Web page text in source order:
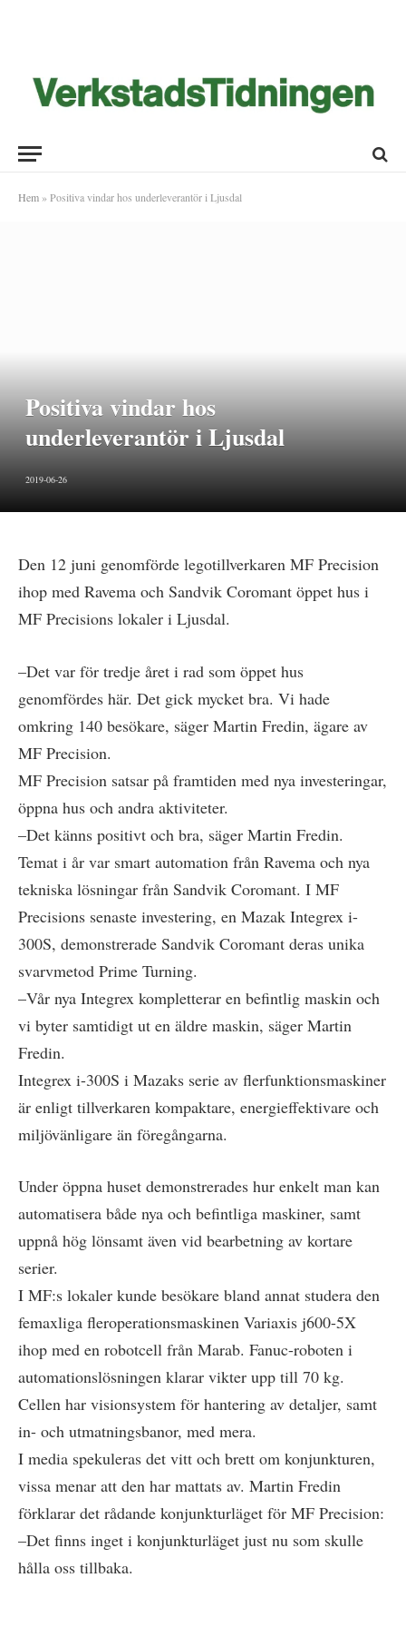
Hem » Positiva vindar hos underleverantör i Ljusdal
Positiva vindar hos
underleverantör i Ljusdal
2019-06-26
Den 12 juni genomförde legotillverkaren MF Precision
ihop med Ravema och Sandvik Coromant öppet hus i
MF Precisions lokaler i Ljusdal.
–Det var för tredje året i rad som öppet hus
genomfördes här. Det gick mycket bra. Vi hade
omkring 140 besökare, säger Martin Fredin, ägare av
MF Precision.
MF Precision satsar på framtiden med nya investeringar,
öppna hus och andra aktiviteter.
–Det känns positivt och bra, säger Martin Fredin.
Temat i år var smart automation från Ravema och nya
tekniska lösningar från Sandvik Coromant. I MF
Precisions senaste investering, en Mazak Integrex i-
300S, demonstrerade Sandvik Coromant deras unika
svarvmetod Prime Turning.
–Vår nya Integrex kompletterar en befintlig maskin och
vi byter samtidigt ut en äldre maskin, säger Martin
Fredin.
Integrex i-300S i Mazaks serie av flerfunktionsmaskiner
är enligt tillverkaren kompaktare, energieffektivare och
miljövänligare än föregångarna.
Under öppna huset demonstrerades hur enkelt man kan
automatisera både nya och befintliga maskiner, samt
uppnå hög lönsamt även vid bearbetning av kortare
serier.
I MF:s lokaler kunde besökare bland annat studera den
femaxliga fleroperationsmaskinen Variaxis j600-5X
ihop med en robotcell från Marab. Fanuc-roboten i
automationslösningen klarar vikter upp till 70 kg.
Cellen har visionsystem för hantering av detaljer, samt
in- och utmatningsbanor, med mera.
I media spekuleras det vitt och brett om konjunkturen,
vissa menar att den har mattats av. Martin Fredin
förklarar det rådande konjunkturläget för MF Precision:
–Det finns inget i konjunkturläget just nu som skulle
hålla oss tillbaka.